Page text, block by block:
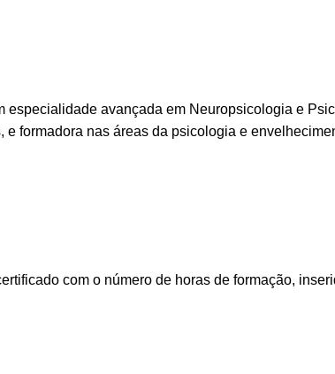
avançada em Neuropsicologia e
formadora nas áreas da psicologia e
com o número de horas de formação,